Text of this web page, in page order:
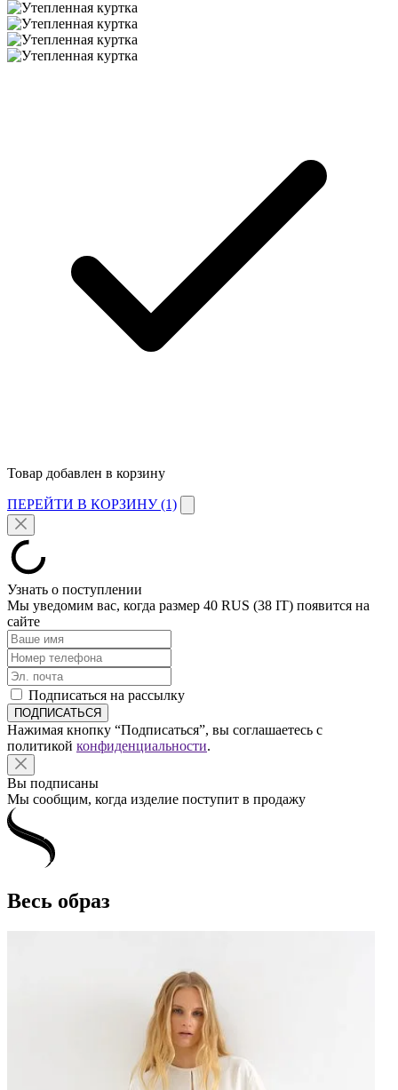
Товар добавлен в корзину
ПЕРЕЙТИ В КОРЗИНУ (1)
Узнать о поступлении
Мы уведомим вас, когда размер 40 RUS (38 IT) появится на
сайте
Подписаться на рассылку
Нажимая кнопку “Подписаться”, вы соглашаетесь с
политикой конфиденциальности.
Вы подписаны
Мы сообщим, когда изделие поступит в продажу
Весь образ